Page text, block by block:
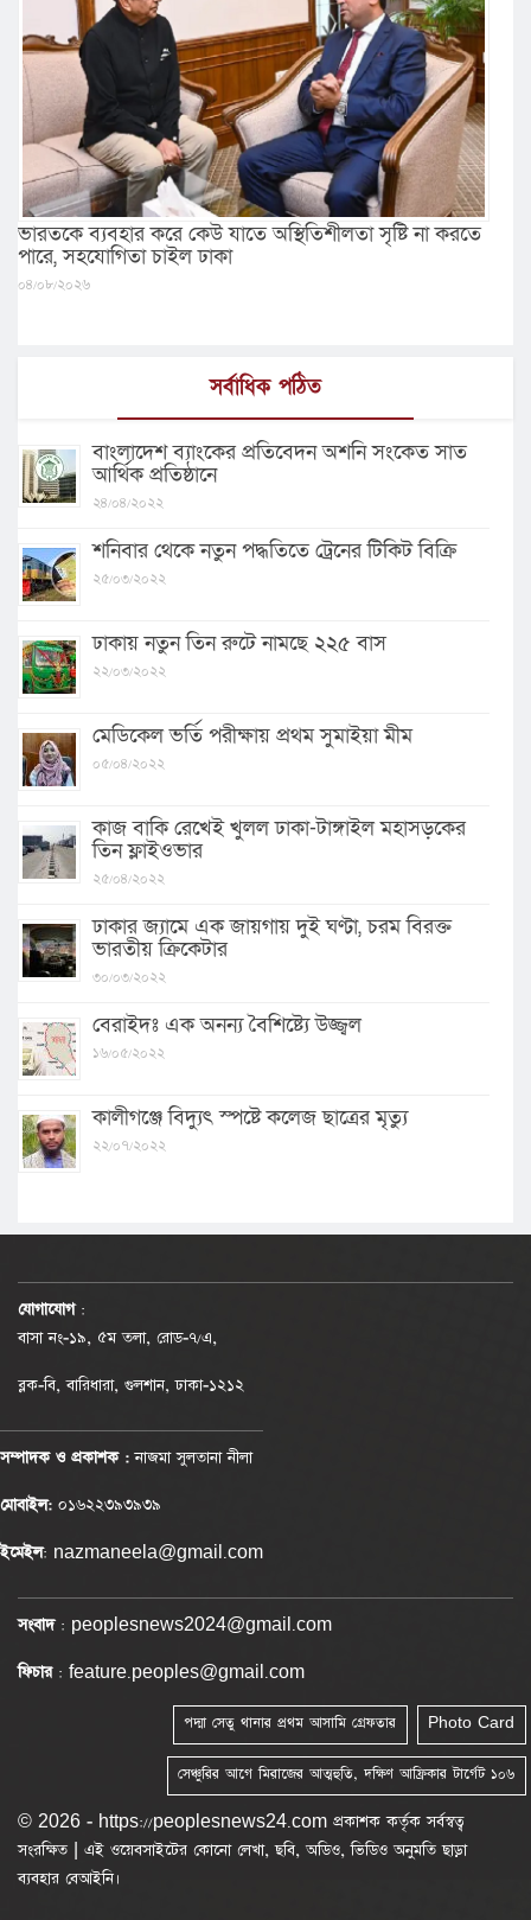
ভারতকে ব্যবহার করে কেউ যাতে অস্থিতিশীলতা সৃষ্টি না করতে
পারে, সহযোগিতা চাইল ঢাকা
০৪/০৮/২০২৬
সর্বাধিক পঠিত
বাংলাদেশ ব্যাংকের প্রতিবেদন অশনি সংকেত সাত
আর্থিক প্রতিষ্ঠানে
২৪/০৪/২০২২
শনিবার থেকে নতুন পদ্ধতিতে ট্রেনের টিকিট বিক্রি
২৫/০৩/২০২২
ঢাকায় নতুন তিন রুটে নামছে ২২৫ বাস
২২/০৩/২০২২
মেডিকেল ভর্তি পরীক্ষায় প্রথম সুমাইয়া মীম
০৫/০৪/২০২২
কাজ বাকি রেখেই খুলল ঢাকা-টাঙ্গাইল মহাসড়কের
তিন ফ্লাইওভার
২৫/০৪/২০২২
ঢাকার জ্যামে এক জায়গায় দুই ঘণ্টা, চরম বিরক্ত
ভারতীয় ক্রিকেটার
৩০/০৩/২০২২
বেরাইদঃ এক অনন্য বৈশিষ্ট্যে উজ্জ্বল
১৬/০৫/২০২২
কালীগঞ্জে বিদ্যুৎ স্পষ্টে কলেজ ছাত্রের মৃত্যু
২২/০৭/২০২২
যোগাযোগ :
বাসা নং-১৯, ৫ম তলা, রোড-৭/এ,
ব্লক-বি, বারিধারা, গুলশান, ঢাকা-১২১২
সম্পাদক ও প্রকাশক :নাজমা সুলতানা নীলা
মোবাইল: ০১৬২২৩৯৩৯৩৯
ইমেইল: nazmaneela@gmail.com
সংবাদ: peoplesnews2024@gmail.com
ফিচার: feature.peoples@gmail.com
Photo Card
পদ্মা সেতু থানার প্রথম আসামি গ্রেফতার
সেঞ্চুরির আগে মিরাজের আত্মহুতি, দক্ষিণ আফ্রিকার টার্গেট ১০৬
© 2026 - https://peoplesnews24.com প্রকাশক কর্তৃক সর্বস্বত্ব
সংরক্ষিত | এই ওয়েবসাইটের কোনো লেখা, ছবি, অডিও, ভিডিও অনুমতি ছাড়া
ব্যবহার বেআইনি।